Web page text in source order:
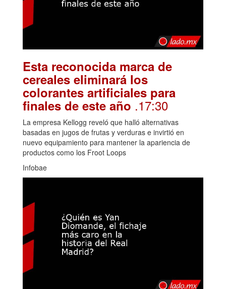
Esta reconocida marca de
cereales eliminará los
colorantes artificiales para
finales de este año .17:30
La empresa Kellogg reveló que halló alternativas
basadas en jugos de frutas y verduras e invirtió en
nuevo equipamiento para mantener la apariencia de
productos como los Froot Loops
Infobae